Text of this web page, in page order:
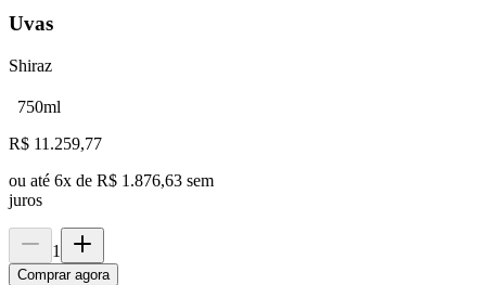
Uvas
Shiraz
750ml
R$ 11.259,77
ou até 6x de R$ 1.876,63 sem
juros
1
Comprar agora